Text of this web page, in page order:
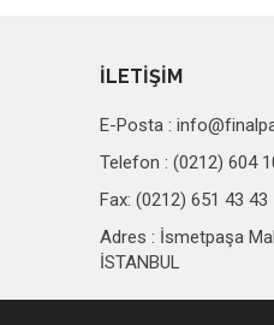
İLETİŞİM
E-Posta :
Telefon : (0212) 604
Fax: (0212) 651 43 43
Adres : İsmetpaşa
İSTANBUL